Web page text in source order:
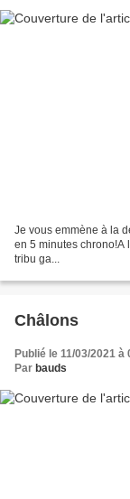
Je vous emmène à la
en 5 minutes chrono!A
tribu ga...
Châlons
Publié le 11/03/2021 à
Par bauds